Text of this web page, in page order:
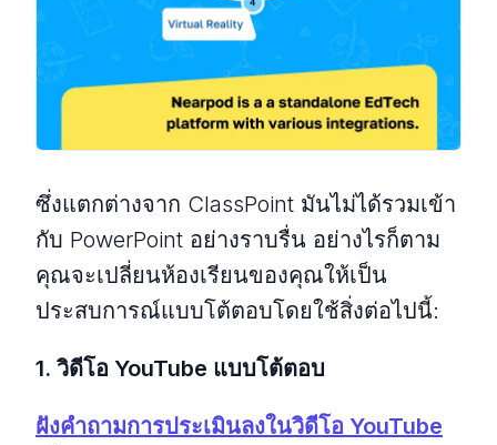
ซึ่งแตกต่างจาก ClassPoint มันไม่ได้รวมเข้า
กับ PowerPoint อย่างราบรื่น อย่างไรก็ตาม
คุณจะเปลี่ยนห้องเรียนของคุณให้เป็น
ประสบการณ์แบบโต้ตอบโดยใช้สิ่งต่อไปนี้:
1. วิดีโอ YouTube แบบโต้ตอบ
ฝังคําถามการประเมินลงในวิดีโอ YouTube